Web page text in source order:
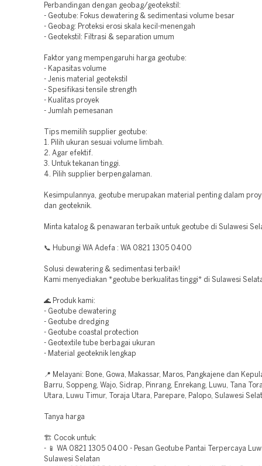
Perbandingan dengan geobag/geotekstil:
- Geotube: Fokus dewatering & sedimentasi volume besar
- Geobag: Proteksi erosi skala kecil-menengah
- Geotekstil: Filtrasi & separation umum
Faktor yang mempengaruhi harga geotube:
- Kapasitas volume
- Jenis material geotekstil
- Spesifikasi tensile strength
- Kualitas proyek
- Jumlah pemesanan
Tips memilih supplier geotube:
1. Pilih ukuran sesuai volume limbah.
2. Agar efektif.
3. Untuk tekanan tinggi.
4. Pilih supplier berpengalaman.
Kesimpulannya, geotube merupakan material penting dalam
dan geoteknik.
Minta katalog & penawaran terbaik untuk geotube di Sulawesi
📞 Hubungi WA Adefa : WA 0821 1305 0400
Solusi dewatering & sedimentasi terbaik!
Kami menyediakan *geotube berkualitas tinggi* di Sulawesi
🌊 Produk kami:
- Geotube dewatering
- Geotube dredging
- Geotube coastal protection
- Geotextile tube berbagai ukuran
- Material geoteknik lengkap
📍 Melayani: Bone, Gowa, Makassar, Maros, Pangkajene dan
Barru, Soppeng, Wajo, Sidrap, Pinrang, Enrekang, Luwu, Tana
Utara, Luwu Timur, Toraja Utara, Parepare, Palopo, Sulawesi
Tanya harga
🏗️ Cocok untuk:
- 📱 WA 0821 1305 0400 - Pesan Geotube Pantai Terpercaya
Sulawesi Selatan